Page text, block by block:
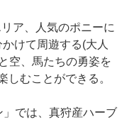
ア、人気のポニーに
けて周遊する(大人
空、馬たちの勇姿を
しむことができる。
」では、真狩産ハーブ